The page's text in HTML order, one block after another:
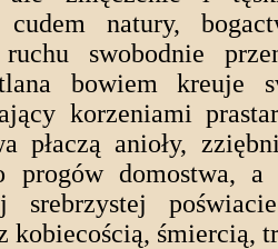
cudem natury,
ruchu swobodnie
bowiem kreuje
korzeniami
płaczą anioły,
progów domostwa,
srebrzystej
kobiecością, śmiercią,